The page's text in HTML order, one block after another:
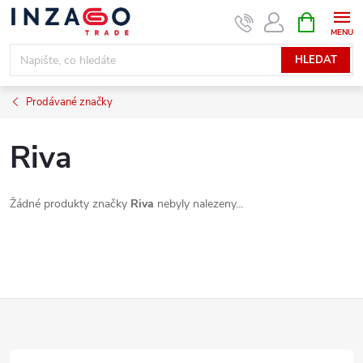
Přejít
obsah
HLEDAT
NÁKUPNÍ
KOŠÍK
Prodávané značky
Riva
Žádné produkty značky Riva nebyly nalezeny...